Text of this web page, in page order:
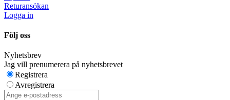
Returansökan
Logga in
Följ oss
Nyhetsbrev
Jag vill prenumerera på nyhetsbrevet
Registrera
Avregistrera